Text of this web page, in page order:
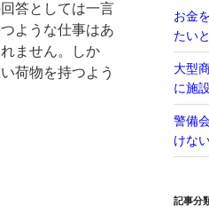
答としては一言
ような仕事はあ
ません。しか
荷物を持つよう
お金
たい
大型
に施
警備
けな
記事分